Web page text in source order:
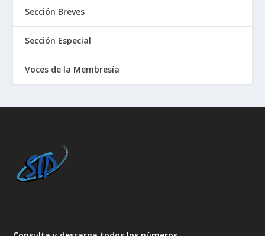
Sección Breves
Sección Especial
Voces de la Membresía